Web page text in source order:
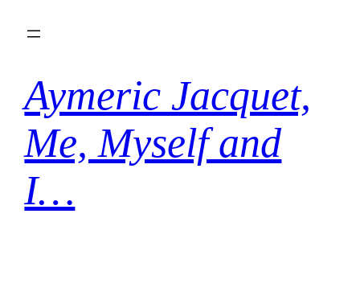
Aymeric Jacquet,
Me, Myself and
I…